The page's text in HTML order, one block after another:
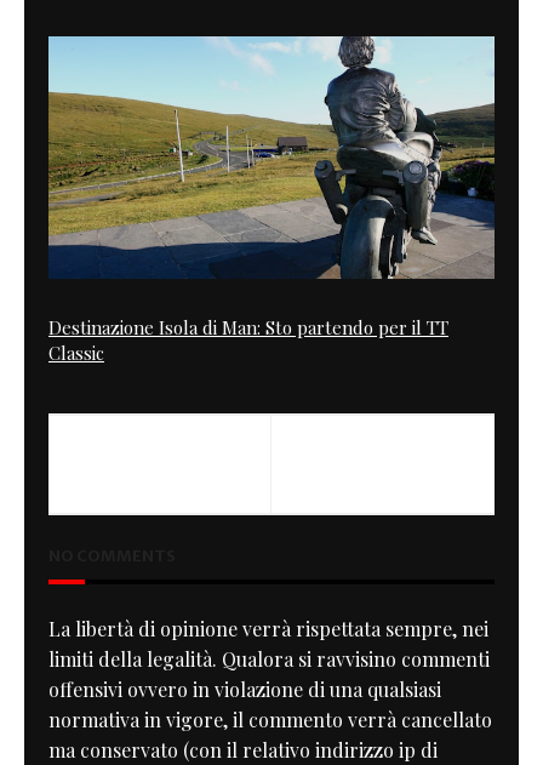
Destinazione Isola di Man: Sto partendo per il TT
Classic
La libertà di opinione verrà rispettata sempre, nei
limiti della legalità. Qualora si ravvisino commenti
offensivi ovvero in violazione di una qualsiasi
normativa in vigore, il commento verrà cancellato
ma conservato (con il relativo indirizzo ip di